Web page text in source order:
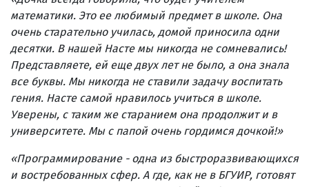
математики. Это ее любимый предмет в школе. Она
очень старательно училась, домой приносила одни
десятки. В нашей Насте мы никогда не сомневались!
Представляете, ей еще двух лет не было, а она знала
все буквы. Мы никогда не ставили задачу воспитать
гения. Насте самой нравилось учиться в школе.
Уверены, с таким же старанием она продолжит и в
университете. Мы с папой очень гордимся дочкой!»
«Программирование - одна из быстроразвивающихся
и востребованных сфер. А где, как не в БГУИР, готовят